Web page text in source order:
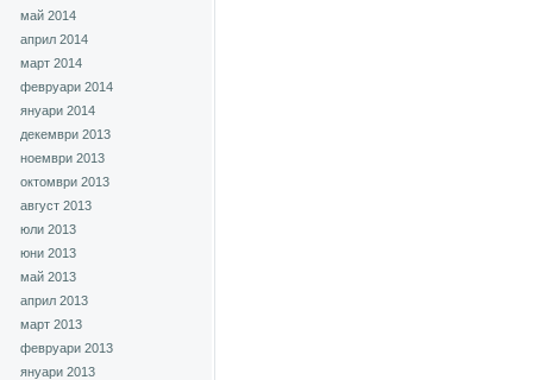
май 2014
април 2014
март 2014
февруари 2014
януари 2014
декември 2013
ноември 2013
октомври 2013
август 2013
юли 2013
юни 2013
май 2013
април 2013
март 2013
февруари 2013
януари 2013